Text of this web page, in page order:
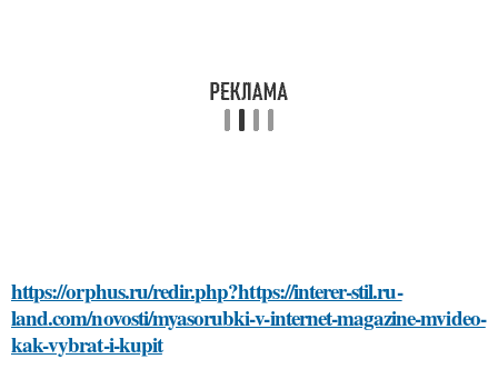
https://orphus.ru/redir.php?https://interer-stil.ru-
land.com/novosti/myasorubki-v-internet-magazine-mvideo-
kak-vybrat-i-kupit